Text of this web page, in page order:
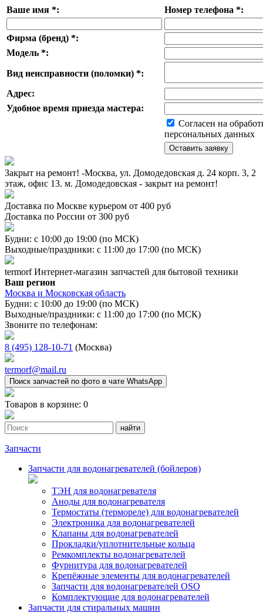
Ваше имя *: Номер телефона *:
Фирма (бренд) *:
Модель *:
Вид неисправности (поломки) *:
Адрес:
Удобное время приезда мастера:
Согласен на
персональных данных
Закрыт на ремонт! -Москва, ул. Домодедовская д. 24 корп. 3, 2
этаж, офис 13. м. Домодедовская - закрыт на ремонт!
Доставка по Москве курьером от 400 руб
Доставка по России от 300 руб
Будни: с 10:00 до 19:00 (по МСК)
Выходные/праздники: с 11:00 до 17:00 (по МСК)
termorf Интернет-магазин запчастей для бытовой техники
Ваш регион
Москва и Московская область
Будни: с 10:00 до 19:00 (по МСК)
Выходные/праздники: с 11:00 до 17:00 (по МСК)
Звоните по телефонам:
8 (495) 128-10-71 (Москва)
termorf@mail.ru
Поиск запчастей по фото в чате WhatsApp
Товаров в корзине: 0
Запчасти
Запчасти для водонагревателей (бойлеров)
ТЭН для водонагревателя
Аноды для водонагревателя
Термостаты (термореле) для водонагревателей
Электроника для водонагревателей
Клапаны для водонагревателей
Прокладки/уплотнительные кольца
Ремкомплекты водонагревателей
Фурнитура для водонагревателей
Крепёжные элементы для водонагревателей
Запчасти для водонагревателей OSO
Комплектующие для водонагревателей
Запчасти для стиральных машин